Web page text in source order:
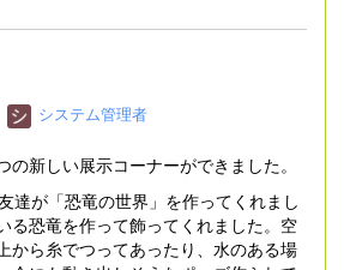
システム管理者
新しい展示コーナーができました。
達が「恐竜の世界」を作ってくれまし
る恐竜を作って飾ってくれました。空
から糸でつってあったり、水のある場